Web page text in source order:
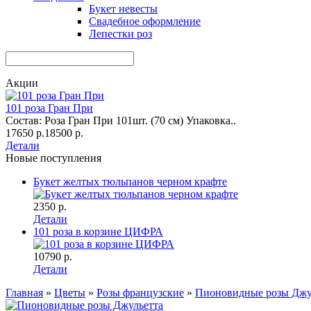
Букет невесты
Свадебное оформление
Лепестки роз
Акции
101 роза Гран При
Состав: Роза Гран При 101шт. (70 см) Упаковка..
17650 р.18500 р.
Детали
Новые поступления
Букет желтых тюльпанов черном крафте
2350 р.
Детали
101 роза в корзине ЦИФРА
10790 р.
Детали
Главная » Цветы » Розы французские » Пионовидные розы